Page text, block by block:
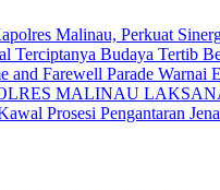
Malinau, Perkuat
Terciptanya Budaya Tertib
and Farewell Parade Warnai
MALINAU
Prosesi Pengantaran